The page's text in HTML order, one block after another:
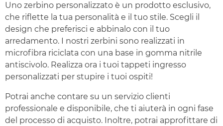
Uno zerbino personalizzato è un prodotto esclusivo,
che riflette la tua personalità e il tuo stile. Scegli il
design che preferisci e abbinalo con il tuo
arredamento. I nostri zerbini sono realizzati in
microfibra riciclata con una base in gomma nitrile
antiscivolo. Realizza ora i tuoi tappeti ingresso
personalizzati per stupire i tuoi ospiti!
Potrai anche contare su un servizio clienti
professionale e disponibile, che ti aiuterà in ogni fase
del processo di acquisto. Inoltre, potrai approfittare di